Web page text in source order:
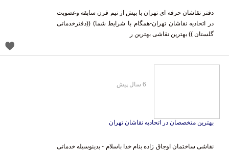
دفتر نقاشان حرفه ای تهران با بیش از نیم قرن سابقه وعضویت
در اتحادیه نقاشان تهران-همگام با شرایط شما) ((دفترخدماتی
گلستان )) بهترین نقاشی بهترین ر
بهترین متخصصان در اتحادیه نقاشان تهران
نقاشی ساختمان اوجاق زاده بنام خدا باسلام - بدینوسیله خدماتی
6 سال پیش